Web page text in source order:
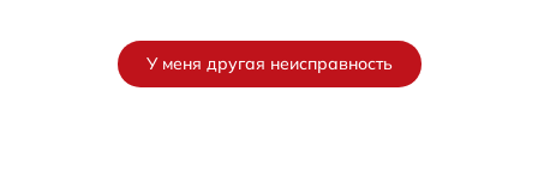
У меня другая неисправность